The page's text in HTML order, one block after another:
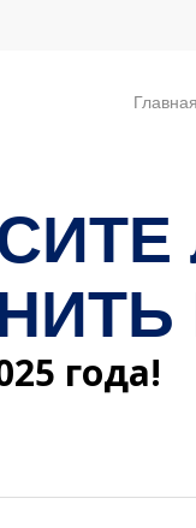
Главная
года!